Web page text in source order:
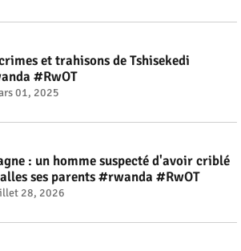
et trahisons de Tshisekedi
#RwOT
01, 2025
: un homme suspecté d'avoir criblé
ses parents #rwanda #RwOT
28, 2026